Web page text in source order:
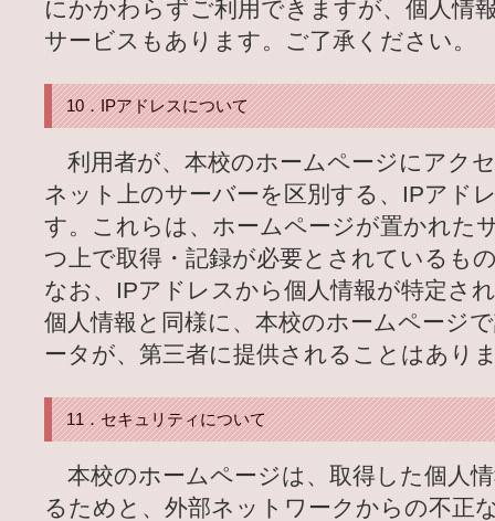
にかかわらずご利用できますが、個人情
サービスもあります。ご了承ください。
10．IPアドレスについて
利用者が、本校のホームページにアク
ネット上のサーバーを区別する、IPアド
す。これらは、ホームページが置かれた
つ上で取得・記録が必要とされているも
なお、IPアドレスから個人情報が特定さ
個人情報と同様に、本校のホームページ
ータが、第三者に提供されることはあり
11．セキュリティについて
本校のホームページは、取得した個人
るためと、外部ネットワークからの不正